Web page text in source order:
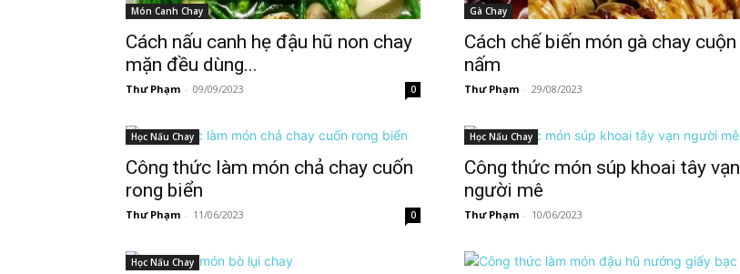
Món Canh Chay
Cách nấu canh hẹ đậu hũ non chay
mặn đều dùng...
Thư Phạm - 09/09/2023 0
Gà Chay
Cách chế biến món gà chay cuộn
nấm
Thư Phạm - 29/08/2023
Học Nấu Chay
Công thức làm món chả chay cuốn
rong biển
Thư Phạm - 11/06/2023 0
Học Nấu Chay
Công thức món súp khoai tây vạn
người mê
Thư Phạm - 10/06/2023
Học Nấu Chay